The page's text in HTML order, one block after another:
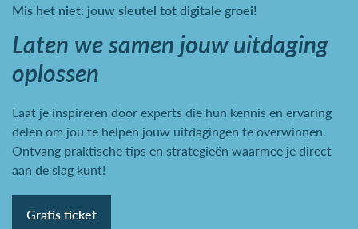
Mis het niet: jouw sleutel tot digitale groei!
Laten we samen jouw uitdaging
oplossen
Laat je inspireren door experts die hun kennis en ervaring
delen om jou te helpen jouw uitdagingen te overwinnen.
Ontvang praktische tips en strategieën waarmee je direct
aan de slag kunt!
Gratis ticket